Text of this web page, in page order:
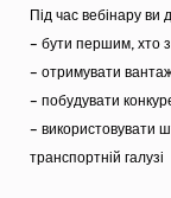
Під час вебінару ви
– бути першим, хто
– отримувати
– побудувати
– використовувати
транспортній галузі